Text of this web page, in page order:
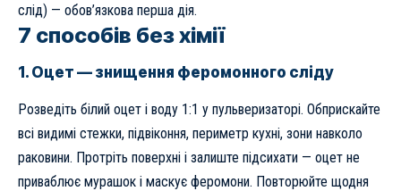
слід) — обов’язкова перша дія.
7 способів без хімії
1. Оцет — знищення феромонного сліду
Розведіть білий оцет і воду 1:1 у пульверизаторі. Обприскайте
всі видимі стежки, підвіконня, периметр кухні, зони навколо
раковини. Протріть поверхні і залиште підсихати — оцет не
приваблює мурашок і маскує феромони. Повторюйте щодня